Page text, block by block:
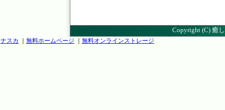
Copyright (C) 癒
ナスカ
無料ホームページ 無料オンラインストレージ